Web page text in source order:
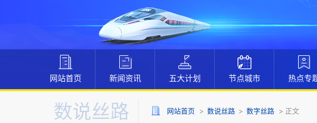
网站首页 新闻资讯 五大计划 节点城市 热点专
数说丝路 网站首页 > 数说丝路 > 数字丝路 > 正文